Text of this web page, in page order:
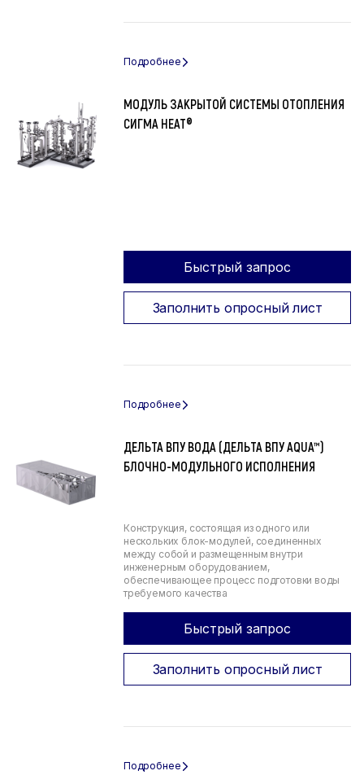
МОДУЛЬ ЗАКРЫТОЙ СИСТЕМЫ ОТОПЛЕНИЯ
СИГМА HEAT®
Быстрый запрос
Заполнить опросный лист
ДЕЛЬТА ВПУ ВОДА (ДЕЛЬТА ВПУ AQUA™)
БЛОЧНО-МОДУЛЬНОГО ИСПОЛНЕНИЯ
Конструкция, состоящая из одного или
нескольких блок-модулей, соединенных
между собой и размещенным внутри
инженерным оборудованием,
обеспечивающее процесс подготовки воды
требуемого качества
Быстрый запрос
Заполнить опросный лист